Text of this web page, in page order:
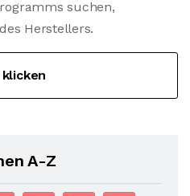
suchen,
Herstellers.
klicken
A-Z